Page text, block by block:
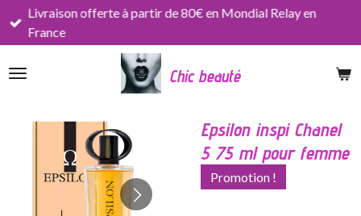
Passer
principal
Chic beauté
Livraison offerte à partir de 80€ en Mondial Relay en
France
Epsilon inspi Chanel
5 75 ml pour femme
Promotion !